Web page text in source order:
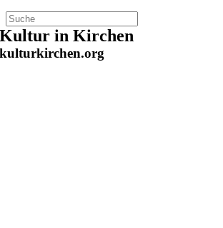
Zum
Inhalt
springen
Kultur in Kirchen
kulturkirchen.org